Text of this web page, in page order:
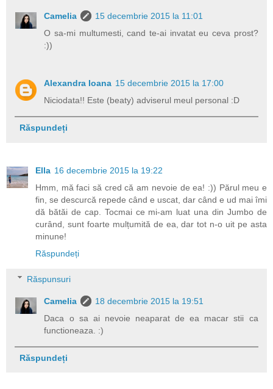
Camelia
15 decembrie 2015 la 11:01
O sa-mi multumesti, cand te-ai invatat eu ceva prost?
:))
Alexandra Ioana 15 decembrie 2015 la 17:00
Niciodata!! Este (beaty) adviserul meul personal :D
Răspundeți
Ella 16 decembrie 2015 la 19:22
Hmm, mă faci să cred că am nevoie de ea! :)) Părul meu e
fin, se descurcă repede când e uscat, dar când e ud mai îmi
dă bătăi de cap. Tocmai ce mi-am luat una din Jumbo de
curând, sunt foarte mulțumită de ea, dar tot n-o uit pe asta
minune!
Răspundeți
Răspunsuri
Camelia
18 decembrie 2015 la 19:51
Daca o sa ai nevoie neaparat de ea macar stii ca
functioneaza. :)
Răspundeți